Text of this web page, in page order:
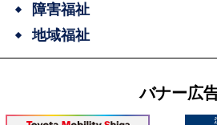
障害福祉
地域福祉
バナー広